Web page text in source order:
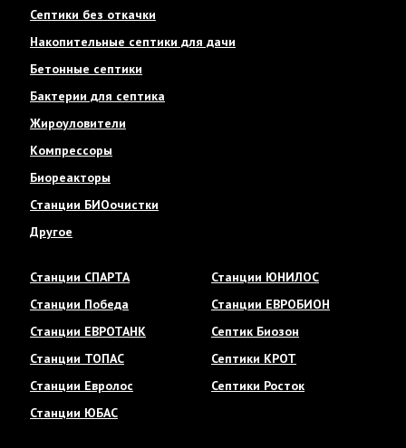
Септики без откачки
Накопительные септики для дачи
Бетонные септики
Бактерии для септика
Жироуловители
Компрессоры
Биореакторы
Станции БИОочистки
Другое
Станции СПАРТА
Станции Победа
Станции ЕВРОТАНК
Станции ТОПАС
Станции Евролос
Станции ЮБАС
Станции ЮНИЛОС
Станции ЕВРОБИОН
Септик Биозон
Септики КРОТ
Септики Росток